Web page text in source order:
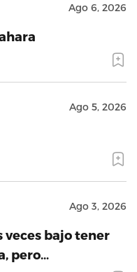
Ago 6, 2026
Ago 5, 2026
Ago 3, 2026
veces bajo tener
pero…